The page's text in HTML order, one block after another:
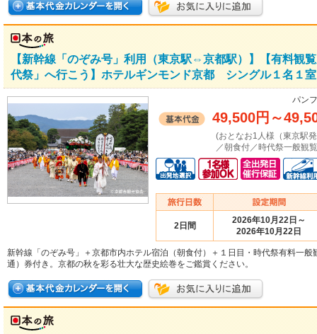
【新幹線「のぞみ号」利用（東京駅⇔京都駅）】【有料
代祭」へ行こう】ホテルギンモンド京都 シングル１名１
パン
49,500円 ～
(おとなお1人様（東京駅
／朝食付／時代祭一般観
2日間
2026年10月22日～
2026年10月22日
新幹線「のぞみ号」＋京都市内ホテル宿泊（朝食付）＋１日目・時代祭有料一般
通）券付き。京都の秋を彩る壮大な歴史絵巻をご鑑賞ください。